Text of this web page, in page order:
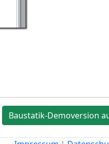
Baustatik-Demoversion